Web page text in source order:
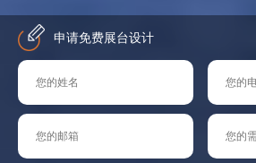
申请免费展台设计